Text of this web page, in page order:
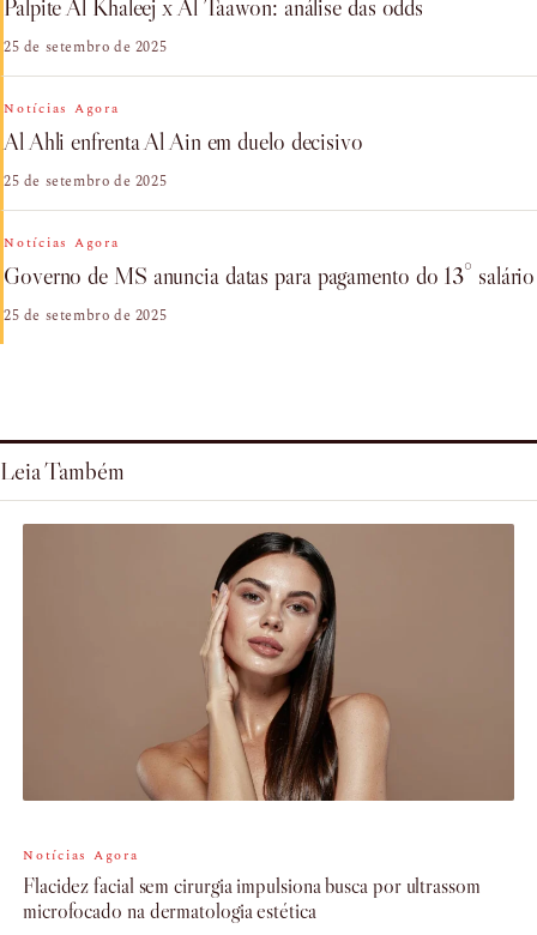
Palpite Al Khaleej x Al Taawon: análise das odds
25 de setembro de 2025
Notícias Agora
Al Ahli enfrenta Al Ain em duelo decisivo
25 de setembro de 2025
Notícias Agora
Governo de MS anuncia datas para pagamento do 13° salário
25 de setembro de 2025
Leia Também
Notícias Agora
Flacidez facial sem cirurgia impulsiona busca por ultrassom
microfocado na dermatologia estética